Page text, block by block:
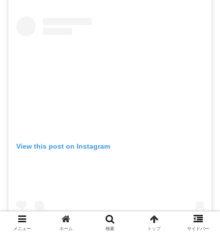
View this post on Instagram
メニュー ホーム 検索 トップ サイドバー